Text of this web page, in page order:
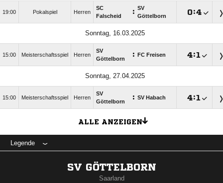
19:00 Pokalspiel Herren
SC
Falscheid
: SV
Göttelborn
:
Sonntag, 16.03.2025
15:00 Meisterschaftsspiel Herren
SV
Göttelborn
: FC Freisen :
Sonntag, 27.04.2025
15:00 Meisterschaftsspiel Herren
SV
Göttelborn
: SV Habach :
ALLE ANZEIGEN
Legende
SV GÖTTELBORN
Saarland